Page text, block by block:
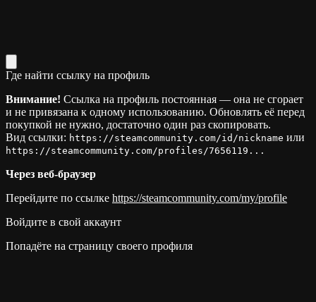
Где найти ссылку на профиль
Внимание! Ссылка на профиль постоянная — она не сгорает
и не привязана к одному использованию. Обновлять её перед
покупкой не нужно, достаточно один раз скопировать.
Вид ссылки: https://steamcommunity.com/id/nickname или
https://steamcommunity.com/profiles/7656119...
Через веб-браузер
Перейдите по ссылке https://steamcommunity.com/my/profile
Войдите в свой аккаунт
Попадёте на страницу своего профиля